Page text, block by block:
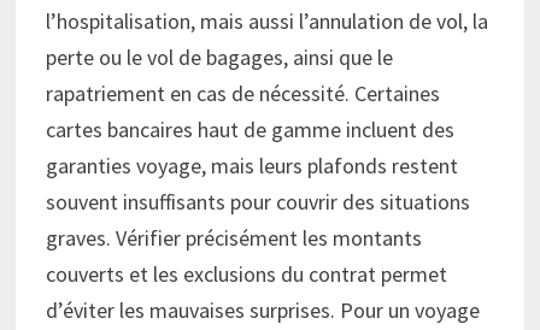
l’hospitalisation, mais aussi l’annulation de vol, la
perte ou le vol de bagages, ainsi que le
rapatriement en cas de nécessité. Certaines
cartes bancaires haut de gamme incluent des
garanties voyage, mais leurs plafonds restent
souvent insuffisants pour couvrir des situations
graves. Vérifier précisément les montants
couverts et les exclusions du contrat permet
d’éviter les mauvaises surprises. Pour un voyage